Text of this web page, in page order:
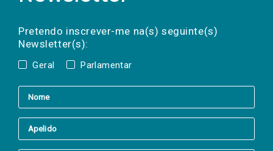
Pretendo inscrever-me na(s) seguinte(s)
Newsletter(s):
Geral Parlamentar
a(s) newsletter(s).
mail